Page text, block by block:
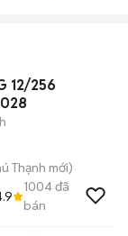
12/256
Thạnh mới)
1004đã
bán